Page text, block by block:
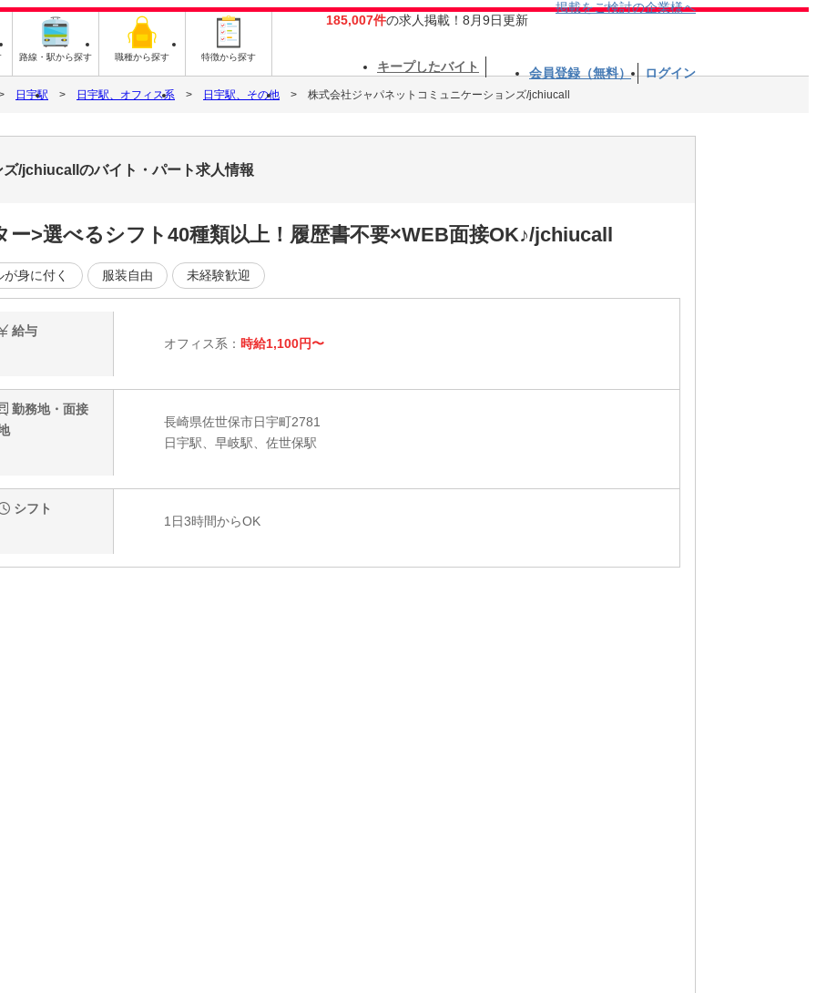
路線・駅から探す 職種から探す 特徴から探す
185,007件の求人掲載！8月9日更新
掲載をご検討の企業様へ
キープしたバイト 会員登録（無料） ログイン
日宇駅 日宇駅、オフィス系 日宇駅、その他 株式会社ジャパネットコミュニケーションズ/jchiucall
/jchiucallのバイト・パート求人情報
>選べるシフト40種類以上！履歴書不要×WEB面接OK♪/jchiucall
身に付く 服装自由 未経験歓迎
給与
オフィス系： 時給1,100円〜
勤務地・面接
長崎県佐世保市日宇町2781
日宇駅、早岐駅、佐世保駅
シフト
1日3時間からOK